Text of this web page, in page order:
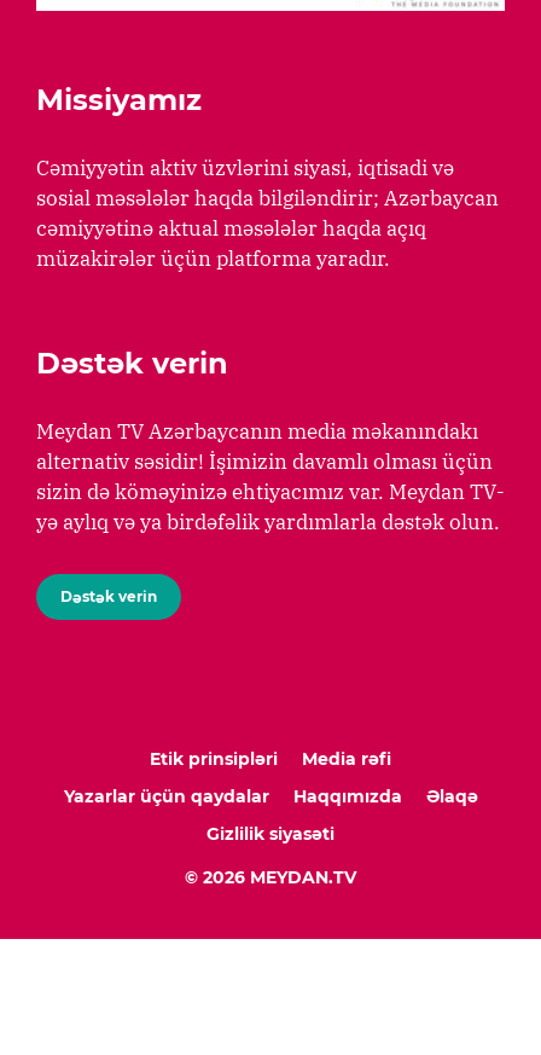
Missiyamız
Cəmiyyətin aktiv üzvlərini siyasi, iqtisadi və
sosial məsələlər haqda bilgiləndirir; Azərbaycan
cəmiyyətinə aktual məsələlər haqda açıq
müzakirələr üçün platforma yaradır.
Dəstək verin
Meydan TV Azərbaycanın media məkanındakı
alternativ səsidir! İşimizin davamlı olması üçün
sizin də köməyinizə ehtiyacımız var. Meydan TV-
yə aylıq və ya birdəfəlik yardımlarla dəstək olun.
Dəstək verin
Etik prinsipləri
Media rəfi
Yazarlar üçün qaydalar
Haqqımızda
Əlaqə
Gizlilik siyasəti
© 2026 MEYDAN.TV